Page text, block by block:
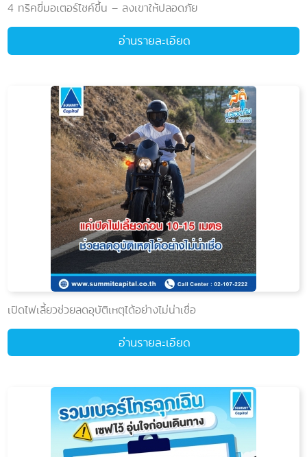
4 ทริคขี่มอเตอร์ไซค์ขึ้น – ลงเขาให้ปลอดภัย
อ่านรายละเอียด
เปิดไฟเลี้ยวช่วยลดอุบัติเหตุได้อย่างไม่น่าเชื่อ
อ่านรายละเอียด